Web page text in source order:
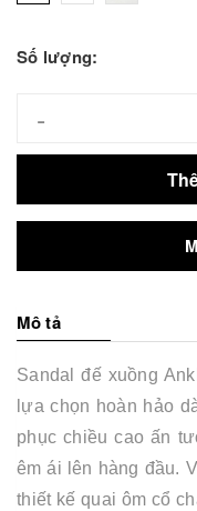
Số lượng:
-
Mô tả
Sandal đế xuồng
lựa chọn hoàn hảo
phục chiều cao ấn
êm ái lên hàng đầu.
thiết kế quai ôm cổ